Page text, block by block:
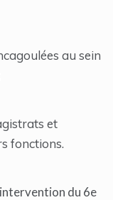
au sein
et
fonctions.
du 6e